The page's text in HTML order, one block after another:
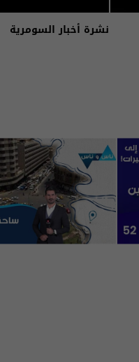
نشرة أخبار السومرية